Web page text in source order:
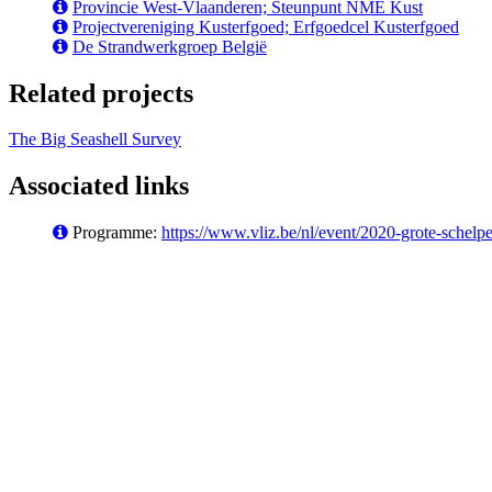
Provincie West-Vlaanderen; Steunpunt NME Kust
Projectvereniging Kusterfgoed; Erfgoedcel Kusterfgoed
De Strandwerkgroep België
Related projects
The Big Seashell Survey
Associated links
Programme: https://www.vliz.be/nl/event/2020-grote-